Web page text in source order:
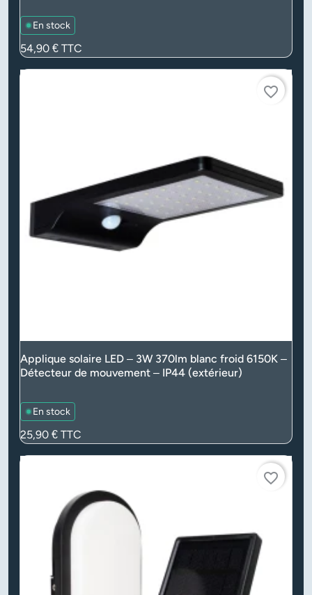
En stock
Prix
54,90 € TTC
favorite_border
Applique solaire LED – 3W 370lm blanc froid 6150K –
Détecteur de mouvement – IP44 (extérieur)
En stock
Prix
25,90 € TTC
favorite_border